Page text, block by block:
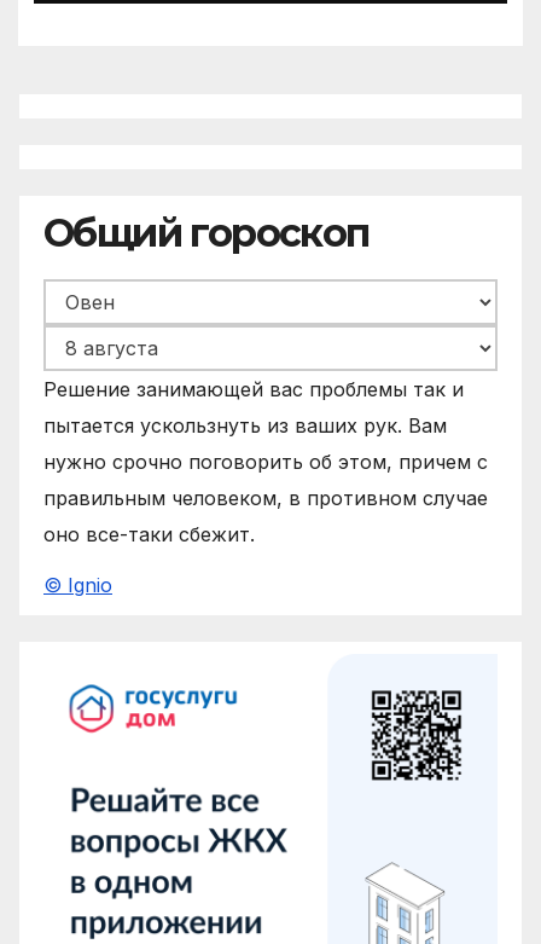
Общий гороскоп
Решение занимающей вас проблемы так и
пытается ускользнуть из ваших рук. Вам
нужно срочно поговорить об этом, причем с
правильным человеком, в противном случае
оно все-таки сбежит.
© Ignio